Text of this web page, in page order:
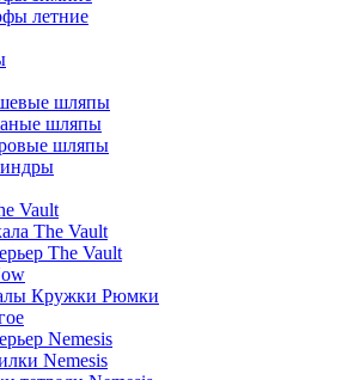
летние
шляпы
шляпы
шляпы
Vault
The Vault
The Vault
Кружки Рюмки
Nemesis
Nemesis